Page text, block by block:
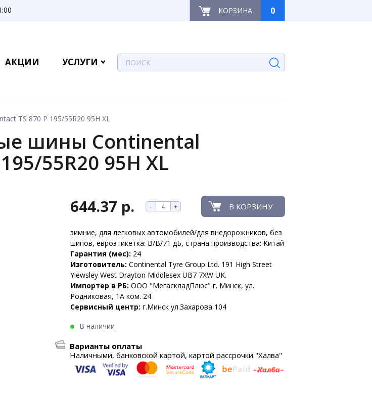
КОРЗИНА 0
АКЦИИ УСЛУГИ
TS 870 P 195/55R20 95H XL
шины Continental
55R20 95H XL
644.37 р. - + В КОРЗИНУ
зимние, для легковых автомобилей/для внедорожников, без
шипов, евроэтикетка: B/B/71 дБ, страна производства: Китай
Гарантия (мес): 24
Изготовитель: Continental Tyre Group Ltd. 191 High Street
Yiewsley West Drayton Middlesex UB7 7XW UK.
Импортер в РБ: ООО "МегаскладПлюс" г. Минск, ул.
Родниковая, 1А ком. 24
Сервисный центр: г.Минск ул.Захарова 104
В наличии
Варианты оплаты
Наличными, банковской картой, картой рассрочки "Халва"